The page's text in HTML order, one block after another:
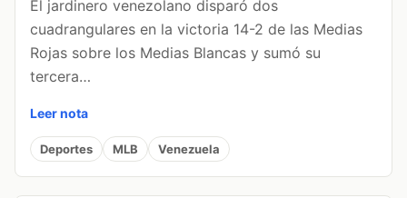
El jardinero venezolano disparó dos
cuadrangulares en la victoria 14-2 de las Medias
Rojas sobre los Medias Blancas y sumó su
tercera…
Leer nota
Deportes MLB Venezuela